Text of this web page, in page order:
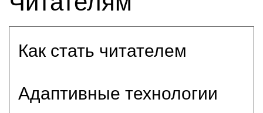
Как стать читателем
Адаптивные технологии